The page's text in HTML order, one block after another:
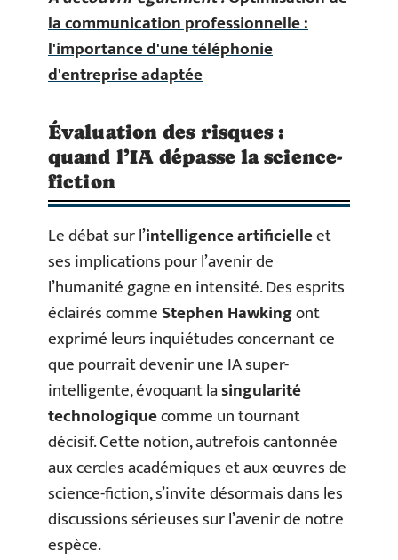
la communication professionnelle :
l'importance d'une téléphonie
d'entreprise adaptée
Évaluation des risques :
quand l’IA dépasse la science-
fiction
Le débat sur l’intelligence artificielleet
ses implications pour l’avenir de
l’humanité gagne en intensité. Des esprits
éclairés commeStephen Hawkingont
exprimé leurs inquiétudes concernant ce
que pourrait devenir une IA super-
intelligente, évoquant lasingularité
technologiquecomme un tournant
décisif. Cette notion, autrefois cantonnée
aux cercles académiques et aux œuvres de
science-fiction, s’invite désormais dans les
discussions sérieuses sur l’avenir de notre
espèce.